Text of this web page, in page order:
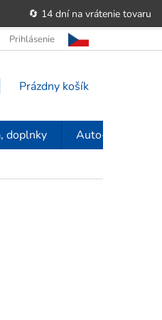
🔄 14 dní na vrátenie tovaru
POUČENIE O PRÁVE
Prihlásenie
NÁKUPNÝ
Prázdny košík
doplnky Auto-moto